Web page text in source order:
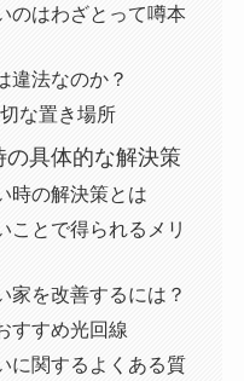
のはわざとって噂本
違法なのか？
な置き場所
の具体的な解決策
時の解決策とは
ことで得られるメリ
家を改善するには？
すすめ光回線
に関するよくある質